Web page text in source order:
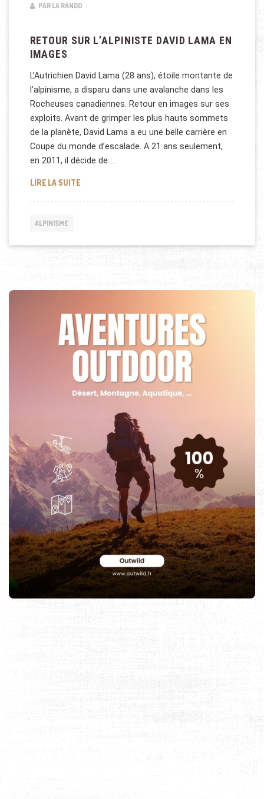
PAR LA RANDO
RETOUR SUR L’ALPINISTE DAVID LAMA EN
IMAGES
L’Autrichien David Lama (28 ans), étoile montante de
l’alpinisme, a disparu dans une avalanche dans les
Rocheuses canadiennes. Retour en images sur ses
exploits. Avant de grimper les plus hauts sommets
de la planète, David Lama a eu une belle carrière en
Coupe du monde d’escalade. A 21 ans seulement,
en 2011, il décide de …
LIRE LA SUITERETOUR SUR L’ALPINISTE DAVID LAMA EN IMAGES
ALPINISME